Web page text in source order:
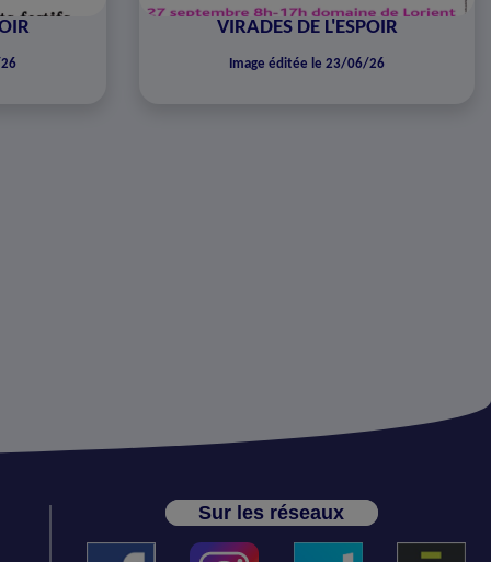
VIRADES DE L'ESPOIR
Image éditée le 23/06/26
Sur les réseaux